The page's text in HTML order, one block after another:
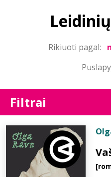
Rikiuoti pagal:
Filtrai